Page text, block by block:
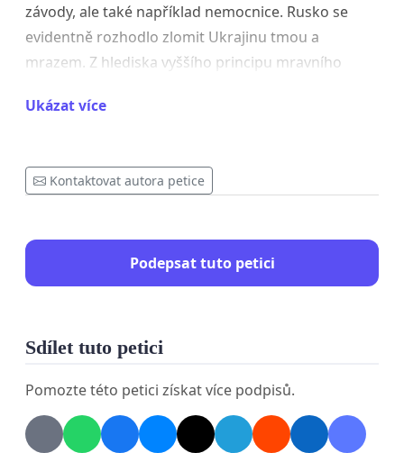
závody, ale také například nemocnice. Rusko se
evidentně rozhodlo zlomit Ukrajinu tmou a
mrazem. Z hlediska vyššího principu mravního
energií, aby dali ruským diplomatům v Praze
všech budou v majetku Ruské federace od plynu,
vody a elektrické energie.
Ukázat více
Kontaktovat autora petice
Podepsat tuto petici
Sdílet tuto petici
Pomozte této petici získat více podpisů.